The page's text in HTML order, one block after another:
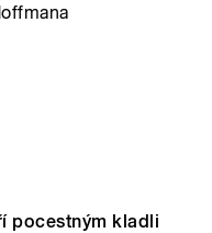
pocestným kladli